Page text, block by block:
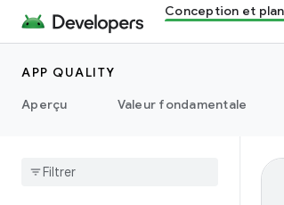
Conception et
APP QUALITY
Aperçu
Valeur fondamentale